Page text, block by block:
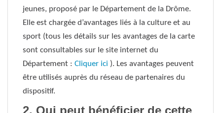
jeunes, proposé par le Département de la Drôme.
Elle est chargée d’avantages liés à la culture et au
sport (tous les détails sur les avantages de la carte
sont consultables sur le site internet du
Département : Cliquer ici ). Les avantages peuvent
être utilisés auprès du réseau de partenaires du
dispositif.
2. Qui peut bénéficier de cette